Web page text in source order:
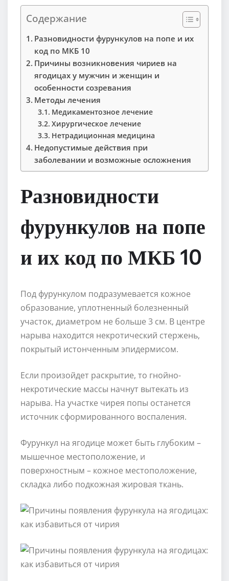
Содержание
Разновидности фурункулов на попе и их
код по МКБ 10
Причины возникновения чириев на
ягодицах у мужчин и женщин и
особенности созревания
Методы лечения
Медикаментозное лечение
Хирургическое лечение
Нетрадиционная медицина
Недопустимые действия при
заболевании и возможные осложнения
Разновидности
фурункулов на попе
и их код по МКБ 10
Под фурункулом подразумевается кожное
образование, уплотненный болезненный
участок, диаметром не больше 3 см. В центре
нарыва находится некротический стержень,
покрытый истонченным эпидермисом.
Если произойдет раскрытие, то гнойно-
некротические массы начнут вытекать из
нарыва. На участке чирея попы останется
источник сформированного воспаления.
Фурункул на ягодице может быть глубоким –
мышечное местоположение, и
поверхностным – кожное местоположение,
складка либо подкожная жировая ткань.